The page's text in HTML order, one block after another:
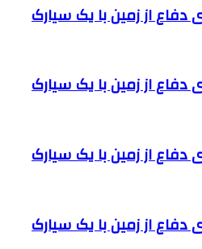
دفاع از زمین با یک سیارک
دفاع از زمین با یک سیارک
دفاع از زمین با یک سیارک
دفاع از زمین با یک سیارک